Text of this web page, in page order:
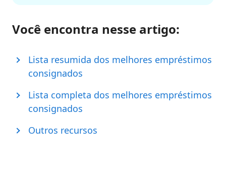
Você encontra nesse artigo:
Lista resumida dos melhores empréstimos
consignados
Lista completa dos melhores empréstimos
consignados
Outros recursos